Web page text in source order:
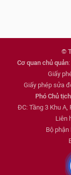
©
Cơ quan chủ quản
Giấy
Giấy phép sửa
Phó Chủ
ĐC: Tầng 3 Khu A,
Liên
Bộ